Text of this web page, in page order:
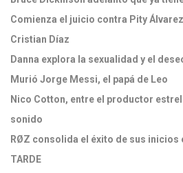
Comienza el juicio contra Pity
Cristian Díaz
Danna explora la sexualidad y el
Murió Jorge Messi, el papá de Leo
Nico Cotton, entre el productor
sonido
RØZ consolida el éxito de sus inicios
TARDE